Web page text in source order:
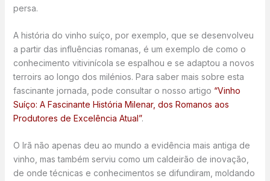
persa.
A história do vinho suíço, por exemplo, que se desenvolveu
a partir das influências romanas, é um exemplo de como o
conhecimento vitivinícola se espalhou e se adaptou a novos
terroirs ao longo dos milénios. Para saber mais sobre esta
fascinante jornada, pode consultar o nosso artigo “Vinho
Suíço: A Fascinante História Milenar, dos Romanos aos
Produtores de Excelência Atual”.
O Irã não apenas deu ao mundo a evidência mais antiga de
vinho, mas também serviu como um caldeirão de inovação,
de onde técnicas e conhecimentos se difundiram, moldando